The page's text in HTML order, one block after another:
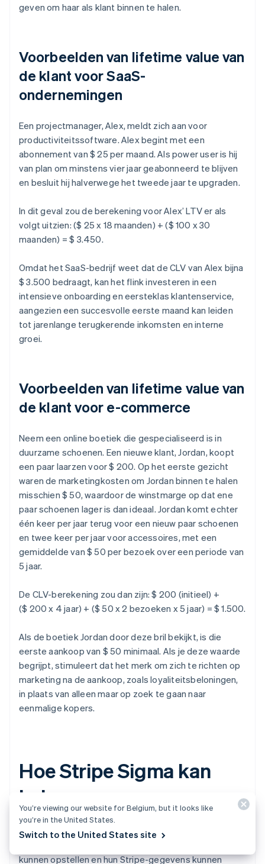
geven om haar als klant binnen te halen.
Voorbeelden van lifetime value van
de klant voor SaaS-
ondernemingen
Een projectmanager, Alex, meldt zich aan voor
productiviteitssoftware. Alex begint met een
abonnement van $ 25 per maand. Als power user is hij
van plan om minstens vier jaar geabonneerd te blijven
en besluit hij halverwege het tweede jaar te upgraden.
In dit geval zou de berekening voor Alex’ LTV er als
volgt uitzien: ($ 25 x 18 maanden) + ($ 100 x 30
maanden) = $ 3.450.
Omdat het SaaS-bedrijf weet dat de CLV van Alex bijna
$ 3.500 bedraagt, kan het flink investeren in een
intensieve onboarding en eersteklas klantenservice,
aangezien een succesvolle eerste maand kan leiden
tot jarenlange terugkerende inkomsten en interne
groei.
Voorbeelden van lifetime value van
de klant voor e-commerce
Neem een online boetiek die gespecialiseerd is in
duurzame schoenen. Een nieuwe klant, Jordan, koopt
een paar laarzen voor $ 200. Op het eerste gezicht
waren de marketingkosten om Jordan binnen te halen
misschien $ 50, waardoor de winstmarge op dat ene
paar schoenen lager is dan ideaal. Jordan komt echter
één keer per jaar terug voor een nieuw paar schoenen
en twee keer per jaar voor accessoires, met een
gemiddelde van $ 50 per bezoek over een periode van
5 jaar.
De CLV-berekening zou dan zijn: $ 200 (initieel) +
($ 200 x 4 jaar) + ($ 50 x 2 bezoeken x 5 jaar) = $ 1.500.
Als de boetiek Jordan door deze bril bekijkt, is die
eerste aankoop van $ 50 minimaal. Als je deze waarde
begrijpt, stimuleert dat het merk om zich te richten op
marketing na de aankoop, zoals loyaliteitsbeloningen,
in plaats van alleen maar op zoek te gaan naar
eenmalige kopers.
Hoe Stripe Sigma kan
helpen
Stripe Sigma biedt een krachtige SQL-verkenner
kunnen opstellen en hun Stripe-gegevens kunnen
You’re viewing our website for Belgium, but it looks like
you’re in the United States.
Switch to the United States site